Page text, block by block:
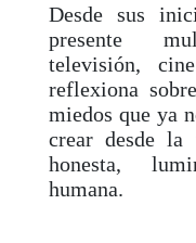
Desde sus
presente
televisión,
reflexiona
miedos que ya
crear desde la
honesta,
humana.